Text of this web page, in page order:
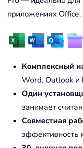
приложениях Office.
Комплексный
Word, Outlook и
Один
занимает
Совместная
эффективность